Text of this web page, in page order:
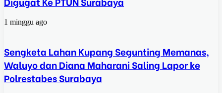
1 minggu ago
Sengketa Lahan Kupang Segunting Memanas,
Waluyo dan Diana Maharani Saling Lapor ke
Polrestabes Surabaya